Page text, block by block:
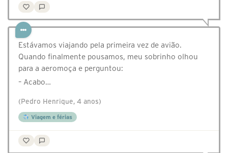
Estávamos viajando pela primeira vez de avião.
Quando finalmente pousamos, meu sobrinho olhou
para a aeromoça e perguntou:
– Acabo…
(Pedro Henrique, 4 anos)
Viagem e férias